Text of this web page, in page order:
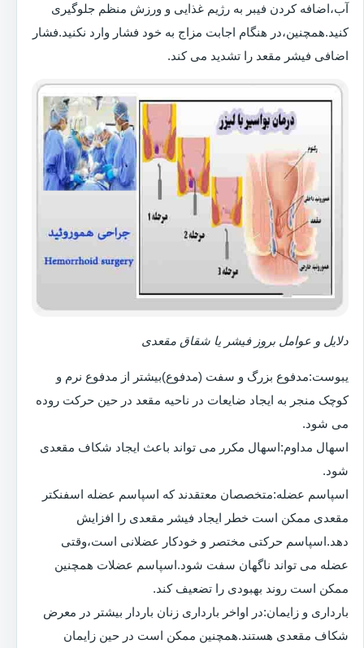
آب،اضافه کردن فیبر به رژیم غذایی و ورزش منظم جلوگیری
کنید.همچنین،در هنگام اجابت مزاج به خود فشار وارد نکنید.فشار
اضافی فیشر مقعد را تشدید می کند.
دلایل و عوامل بروز فیشر یا شقاق مقعدی
یبوست:مدفوع بزرگ و سفت (مدفوع)بیشتر از مدفوع نرم و
کوچک منجر به ایجاد ضایعات در ناحیه مقعد در حین حرکت روده
می شود.
اسهال مداوم:اسهال مکرر می تواند باعث ایجاد شکاف مقعدی
شود.
اسپاسم عضله:متخصصان معتقدند که اسپاسم عضله اسفنکتر
مقعدی ممکن است خطر ایجاد فیشر مقعدی را افزایش
دهد.اسپاسم حرکتی مختصر و خودکار عضلانی است،وقتی
عضله می تواند ناگهان سفت شود.اسپاسم عضلات همچنین
ممکن است روند بهبودی را تضعیف کند.
بارداری و زایمان:در اواخر بارداری زنان باردار بیشتر در معرض
شکاف مقعدی هستند.همچنین ممکن است در حین زایمان